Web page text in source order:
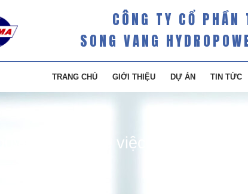
CÔNG TY CỔ PHẦN
SONG VANG
TRANG CHỦ GIỚI THIỆU DỰ ÁN TIN TỨC
quyết HĐQT Về việc triển khai